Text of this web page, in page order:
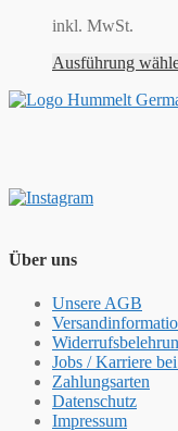
inkl. MwSt.
Ausführung
Über uns
Unsere AGB
Jobs / Karriere
Zahlungsarten
Datenschutz
Impressum